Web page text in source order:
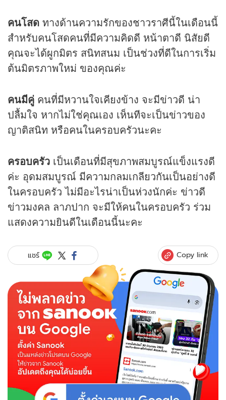
คนโสด ทางด้านความรักของชาวราศีนี้ในเดือนนี้
สำหรับคนโสดคนที่มีความคิดดี หน้าตาดี นิสัยดี
คุณจะได้ผูกมิตร สนิทสนม เป็นช่วงที่ดีในการเริ่ม
ต้นมิตรภาพใหม่ ของคุณค่ะ
คนมีคู่ คนที่มีหวานใจเคียงข้าง จะมีข่าวดี น่า
ปลื้มใจ หากไม่ใช่คุณเอง เห็นทีจะเป็นข่าวของ
ญาติสนิท หรือคนในครอบครัวนะคะ
ครอบครัว เป็นเดือนที่มีสุขภาพสมบูรณ์แข็งแรงดี
ค่ะ อุดมสมบูรณ์ มีความกลมเกลียวกันเป็นอย่างดี
ในครอบครัว ไม่มีอะไรน่าเป็นห่วงนักค่ะ ข่าวดี
ข่าวมงคล ลาภปาก จะมีให้คนในครอบครัว ร่วม
แสดงความยินดีในเดือนนี้นะคะ
แชร์ Copy link